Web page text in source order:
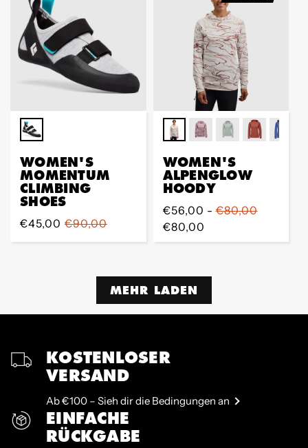
WOMEN'S
MOMENTUM
CLIMBING
SHOES
Sale
Preis
€45,00
Regular
Preis
€90,00
WOMEN'S
ALPENGLOW
HOODY
Regular
Preis
€56,00 -€80,00
€80,00
MEHR LADEN
KOSTENLOSER
VERSAND
Ab €100 – Sieh dir die Bedingungen an
EINFACHE
RÜCKGABE